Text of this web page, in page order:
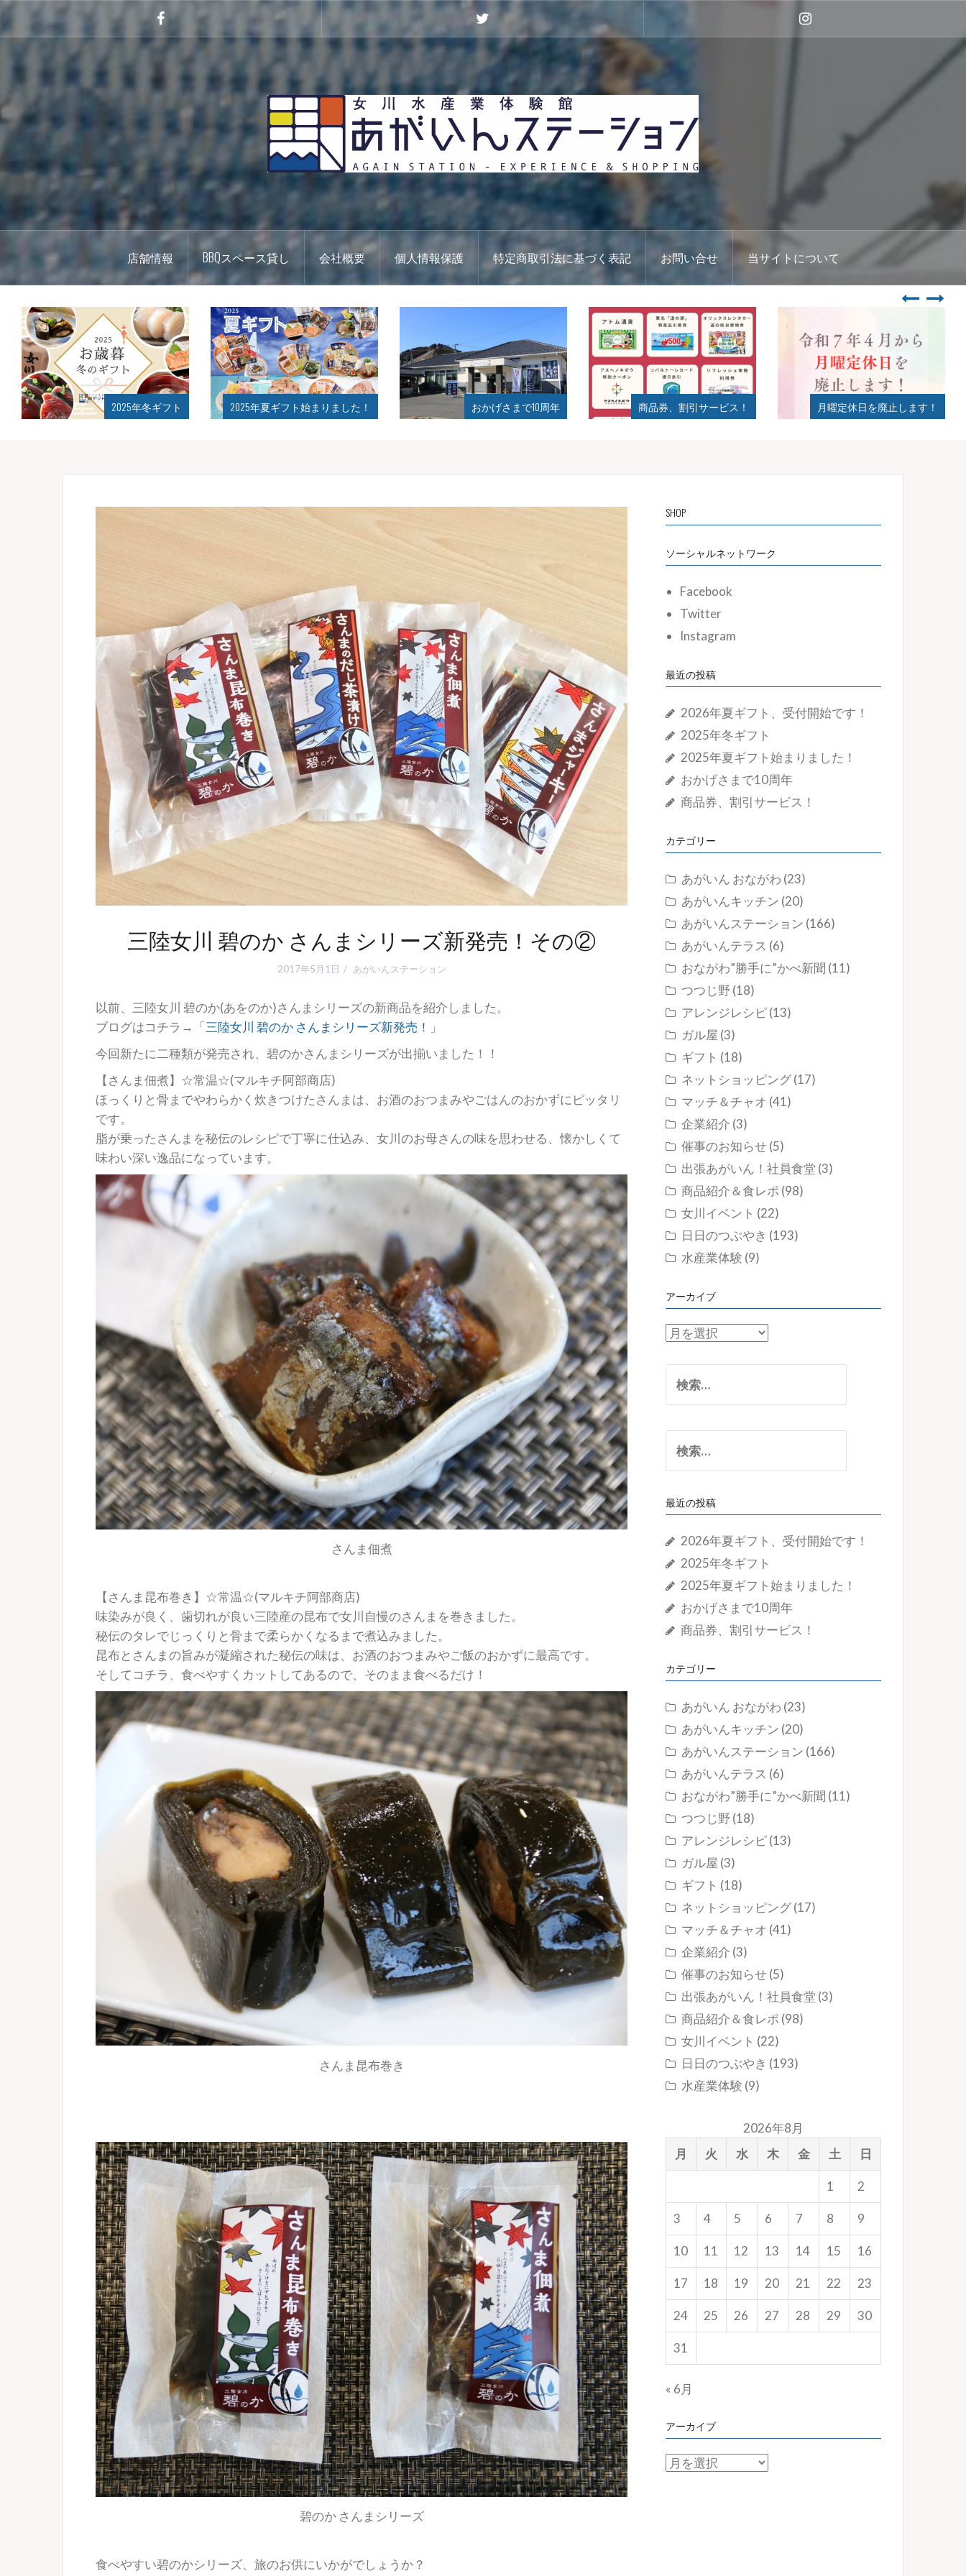
コ
ン
へ
ス
Twitter
店舗情報 BBQスペース貸し 会社概要 個人情報保護 特定商取引法に基づく表記 お問い合せ 当サイトについて
2025年夏ギフト始まりました！ おかげさまで10周年 商品券、割引サービス！ 月曜定休日を廃止します！ 2024年夏ギフト始まりました！
三陸女川 碧のか さんまシリーズ新発売！その②
2017年5月1日 あがいんステーション
以前、三陸女川 碧のか(あをのか)さんまシリーズの新商品を紹介しました。
ブログはコチラ→「三陸女川 碧のか さんまシリーズ新発売！
」
今回新たに二種類が発売され、碧のかさんまシリーズが出揃いました！！
【さんま佃煮】☆常温☆(マルキチ阿部商店)
ほっくりと骨までやわらかく炊きつけたさんまは、お酒のおつまみやごはんのおかずにピッタリ
です。
脂が乗ったさんまを秘伝のレシピで丁寧に仕込み、女川のお母さんの味を思わせる、懐かしくて
味わい深い逸品になっています。
さんま佃煮
【さんま昆布巻き】☆常温☆(マルキチ阿部商店)
味染みが良く、歯切れが良い三陸産の昆布で女川自慢のさんまを巻きました。
秘伝のタレでじっくりと骨まで柔らかくなるまで煮込みました。
昆布とさんまの旨みが凝縮された秘伝の味は、お酒のおつまみやご飯のおかずに最高です。
そしてコチラ、食べやすくカットしてあるので、そのまま食べるだけ！
さんま昆布巻き
碧のか さんまシリーズ
食べやすい碧のかシリーズ、旅のお供にいかがでしょうか？
SHOP
ソーシャルネットワーク
Facebook
Twitter
Instagram
最近の投稿
2026年夏ギフト、受付開始です！
2025年冬ギフト
2025年夏ギフト始まりました！
おかげさまで10周年
商品券、割引サービス！
カテゴリー
あがいん おながわ (23)
あがいんキッチン (20)
あがいんステーション (166)
あがいんテラス (6)
おながわ”勝手に”かべ新聞 (11)
つつじ野 (18)
アレンジレシピ(13)
ガル屋 (3)
ギフト (18)
ネットショッピング(17)
マッチ＆チャオ (41)
企業紹介 (3)
催事のお知らせ(5)
出張あがいん！社員食堂 (3)
商品紹介＆食レポ (98)
女川イベント (22)
日日のつぶやき (193)
水産業体験 (9)
アーカイブ
ア
イ
ブ
索:
索:
最近の投稿
2026年夏ギフト、受付開始です！
2025年冬ギフト
2025年夏ギフト始まりました！
おかげさまで10周年
商品券、割引サービス！
カテゴリー
あがいん おながわ (23)
あがいんキッチン (20)
あがいんステーション (166)
あがいんテラス (6)
おながわ”勝手に”かべ新聞 (11)
つつじ野 (18)
アレンジレシピ(13)
ガル屋 (3)
ギフト (18)
ネットショッピング(17)
マッチ＆チャオ (41)
企業紹介 (3)
催事のお知らせ(5)
出張あがいん！社員食堂 (3)
商品紹介＆食レポ (98)
女川イベント (22)
日日のつぶやき (193)
水産業体験 (9)
2026年8月
月
火 水 木 金 土 日
1 2
3 4 5 6 7 8 9
10 11 12 13 14 15 16
17 18 19 20 21 22 23
24 25 26 27 28 29 30
31
« 6月
アーカイブ
ア